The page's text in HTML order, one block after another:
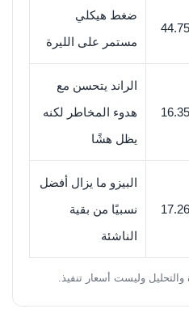
44.75
ضغط هيكلي
مستمر على الليرة
16.35
الراند يتحسن مع
هدوء المخاطر لكنه
يظل هشًا
17.26
البيزو ما يزال أفضل
نسبيًا من بقية
الناشئة
والتحليل وليست أسعار تنفيذ.